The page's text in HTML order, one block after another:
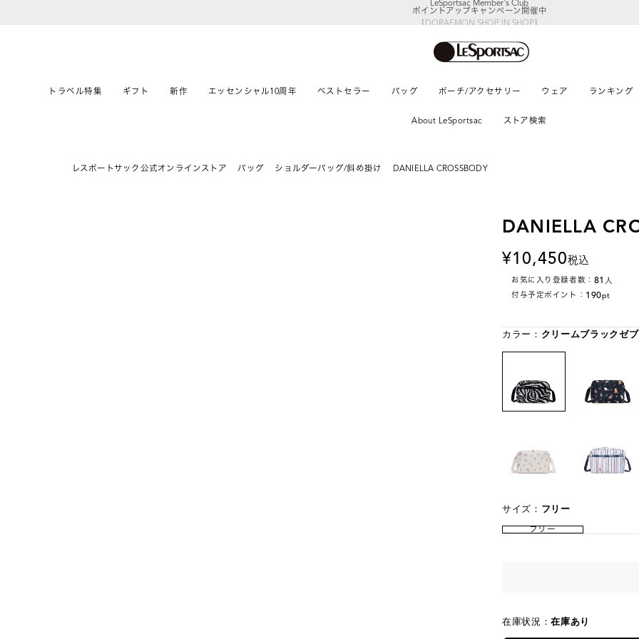
【DORAEMON SHOP IN SHOP】
8/5～表参道フラッグシップストア
トラベル特集 ギフト 新作 エッセンシャル10周年 ベストセラー バッグ ポーチ/アクセサリー ウェア ランキング
About LeSportsac ストア検索
レスポートサック公式オンラインストア バッグ ショルダーバッグ/斜め掛け DANIELLA CROSSBODY
DANIELLA
10,450税込
お気に入り登録者数： 81 人
付与予定ポイント： 190pt
カラー： クリームブラックゼ
サイズ： フリー
フリー
在庫状況：在庫あり